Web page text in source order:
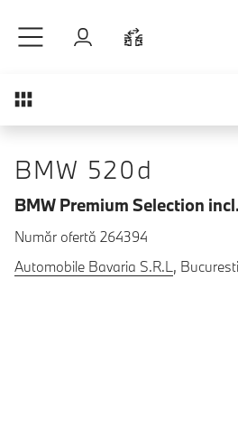
Autentificare
Prezentare generală
BMW 520d
BMW Premium Selection
Număr ofertă 264394
Automobile Bavaria S.R.L, Bucuresti